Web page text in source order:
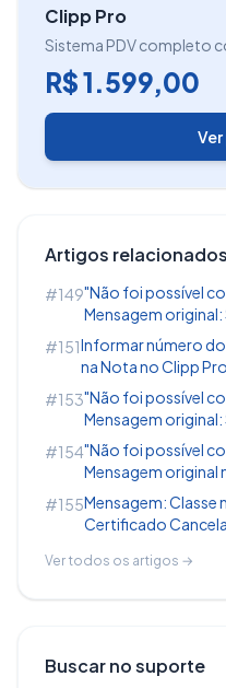
Clipp Pro
Sistema PDV completo
R$ 1.599,00
Artigos relacionados
#149"Não foi possível
Mensagem original:
#151Informar número
na Nota no Clipp Pro
#153"Não foi possível
Mensagem original:
#154"Não foi possível
Mensagem original
#155Mensagem: Classe
Certificado
Ver todos os artigos →
Buscar no suporte